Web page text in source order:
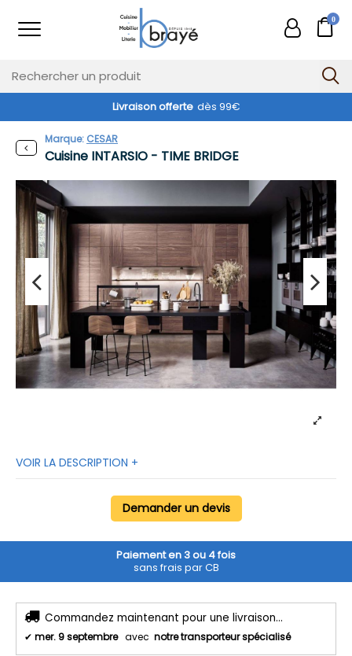
0
Livraison offerte dès 99€
Cuisine INTARSIO - TIME BRIDGE
Marque: CESAR
VOIR LA DESCRIPTION +
Demander un devis
Paiement en 3 ou 4 fois
sans frais par CB
Commandez maintenant pour une livraison...
✔ mer. 9 septembre avec notre transporteur spécialisé